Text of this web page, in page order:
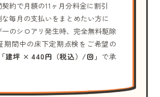
約で月額の11ヶ月分料金に割引
な毎月の支払いをまとめたい方に
一のシロアリ発生時、完全無料駆除
期間中の床下定期点検をご希望の
「建坪 × 440円（税込）/回」 で承